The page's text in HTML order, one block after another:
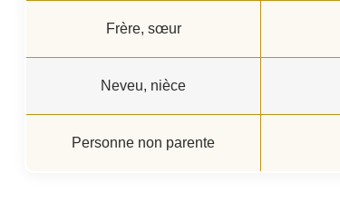
Frère, sœur
Neveu, nièce
Personne non parente